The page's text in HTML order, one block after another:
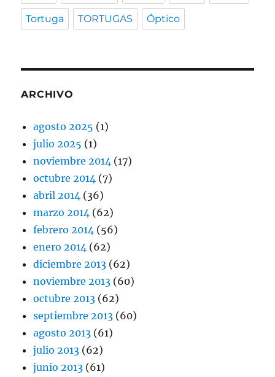
Tortuga TORTUGAS Óptico
ARCHIVO
agosto 2025 (1)
julio 2025 (1)
noviembre 2014 (17)
octubre 2014 (7)
abril 2014 (36)
marzo 2014 (62)
febrero 2014 (56)
enero 2014 (62)
diciembre 2013 (62)
noviembre 2013 (60)
octubre 2013 (62)
septiembre 2013 (60)
agosto 2013 (61)
julio 2013 (62)
junio 2013 (61)